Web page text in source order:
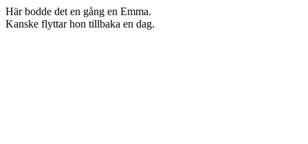
Här bodde det en gång en Emma.
Kanske flyttar hon tillbaka en dag.